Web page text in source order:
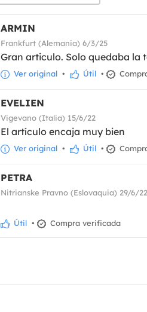
ARMIN
Frankfurt (Alemania) 6/3/25
Gran articulo. Solo quedaba la
Ver original • Útil •
EVELIEN
Vigevano (Italia) 15/6/22
El artículo encaja muy bien
Ver original • Útil •
PETRA
Nitrianske Pravno (Eslovaquia) 29/6/22
Útil • Compra verificada